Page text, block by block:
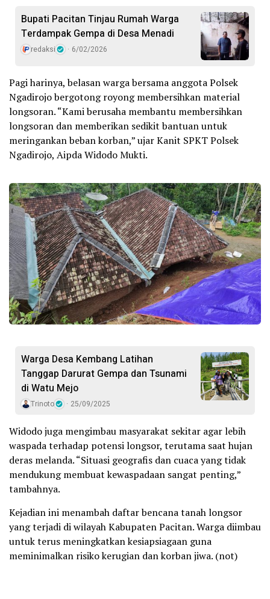
Bupati Pacitan Tinjau Rumah Warga
Terdampak Gempa di Desa Menadi
redaksi 6/02/2026
Pagi harinya, belasan warga bersama anggota Polsek
Ngadirojo bergotong royong membersihkan material
longsoran. “Kami berusaha membantu membersihkan
longsoran dan memberikan sedikit bantuan untuk
meringankan beban korban,” ujar Kanit SPKT Polsek
Ngadirojo, Aipda Widodo Mukti.
Warga Desa Kembang Latihan
Tanggap Darurat Gempa dan Tsunami
di Watu Mejo
Trinoto 25/09/2025
Widodo juga mengimbau masyarakat sekitar agar lebih
waspada terhadap potensi longsor, terutama saat hujan
deras melanda. “Situasi geografis dan cuaca yang tidak
mendukung membuat kewaspadaan sangat penting,”
tambahnya.
Kejadian ini menambah daftar bencana tanah longsor
yang terjadi di wilayah Kabupaten Pacitan. Warga diimbau
untuk terus meningkatkan kesiapsiagaan guna
meminimalkan risiko kerugian dan korban jiwa. (not)